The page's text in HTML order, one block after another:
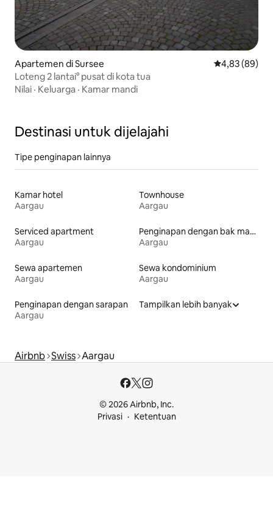
Apartemen di Sursee Nilai rata-rata
4,83 (89)
Loteng 2 lantai° pusat di kota tua
Nilai · Keluarga · Kamar mandi
Destinasi untuk dijelajahi
Tipe penginapan lainnya
Kamar hotel
Aargau
Townhouse
Aargau
Serviced apartment
Aargau
Penginapan dengan bak mandi air panas
Aargau
Sewa apartemen
Aargau
Sewa kondominium
Aargau
Penginapan dengan sarapan
Aargau
Tampilkan lebih banyak
Airbnb Swiss Aargau
© 2026 Airbnb, Inc.
Privasi
Ketentuan